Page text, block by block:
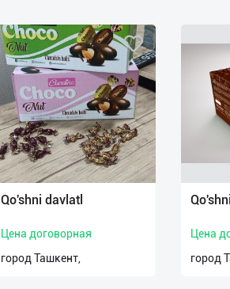
Qo'shni davlatl
Цена договорная
город Ташкент,
Цена
город